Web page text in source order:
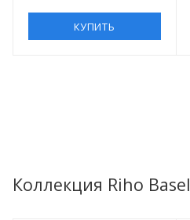
КУПИТЬ
Коллекция Riho Basel